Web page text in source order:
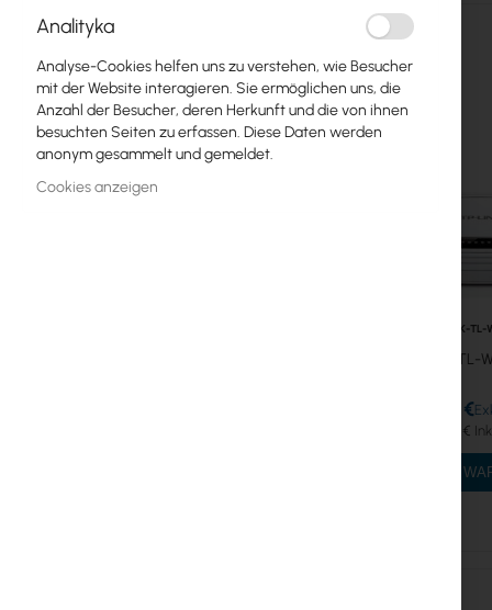
Kabelrouter
WiFi Router
WiFi4 Router
TP-LINK-TL-
TP-Link TL-
15,93 €
12,95 €
IN DEN
Analityka
Analyse-Cookies helfen uns zu verstehen, wie Besucher
mit der Website interagieren. Sie ermöglichen uns, die
Anzahl der Besucher, deren Herkunft und die von ihnen
besuchten Seiten zu erfassen. Diese Daten werden
anonym gesammelt und gemeldet.
Cookies anzeigen